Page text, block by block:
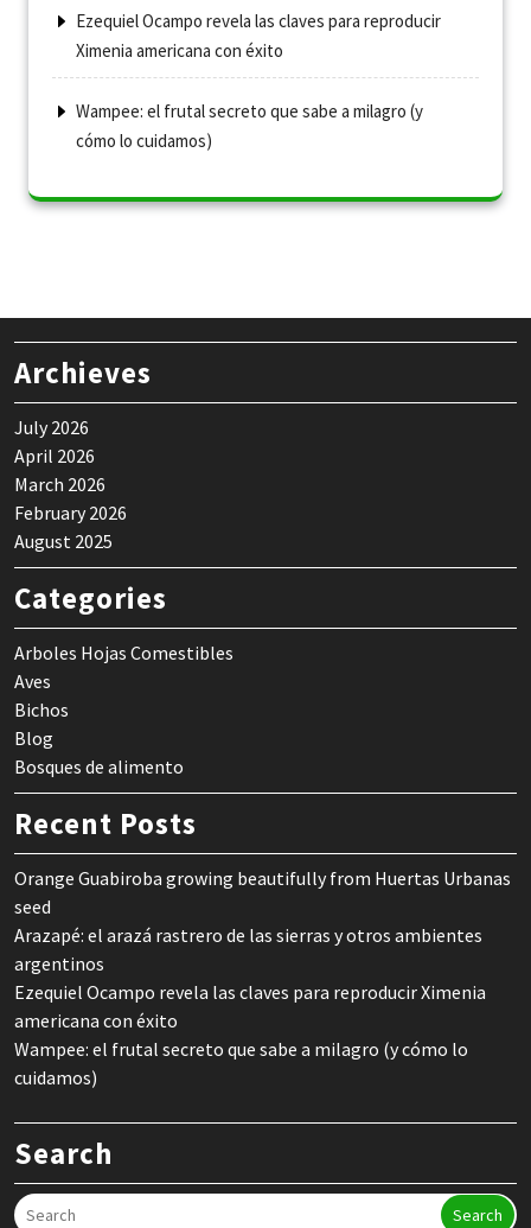
Ezequiel Ocampo revela las claves para reproducir
Ximenia americana con éxito
Wampee: el frutal secreto que sabe a milagro (y
cómo lo cuidamos)
Archieves
July 2026
April 2026
March 2026
February 2026
August 2025
Categories
Arboles Hojas Comestibles
Aves
Bichos
Blog
Bosques de alimento
Recent Posts
Orange Guabiroba growing beautifully from Huertas Urbanas
seed
Arazapé: el arazá rastrero de las sierras y otros ambientes
argentinos
Ezequiel Ocampo revela las claves para reproducir Ximenia
americana con éxito
Wampee: el frutal secreto que sabe a milagro (y cómo lo
cuidamos)
Search
Search